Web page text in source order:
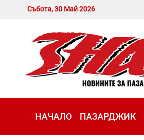
Събота, 30 Май 2026
НАЧАЛО ПАЗАРДЖИК